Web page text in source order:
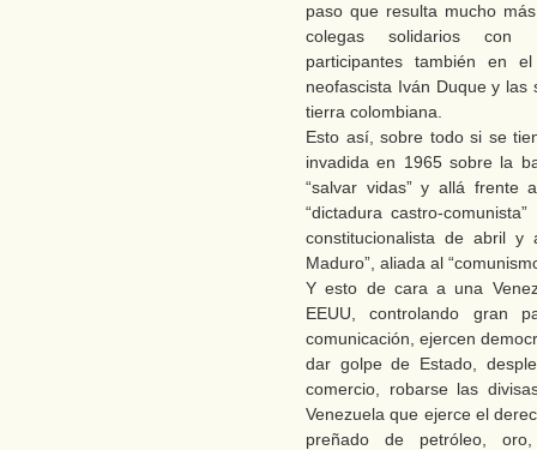
paso que resulta mucho
colegas solidarios con
participantes también en
neofascista Iván Duque y las
tierra colombiana.
Esto así, sobre todo si se
invadida en 1965 sobre la
“salvar vidas” y allá frente
“dictadura castro-
constitucionalista de abril
Maduro”, aliada al
Y esto de cara a una
EEUU, controlando gran
comunicación, ejercen
dar golpe de Estado,
comercio, robarse las
Venezuela que ejerce el
preñado de petróleo,